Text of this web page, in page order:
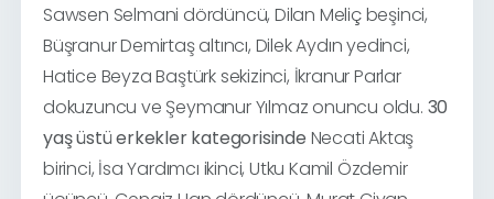
Sawsen Selmani dördüncü, Dilan Meliç beşinci,
Büşranur Demirtaş altıncı, Dilek Aydın yedinci,
Hatice Beyza Baştürk sekizinci, İkranur Parlar
dokuzuncu ve Şeymanur Yılmaz onuncu oldu. 30
yaş üstü erkekler kategorisinde Necati Aktaş
birinci, İsa Yardımcı ikinci, Utku Kamil Özdemir